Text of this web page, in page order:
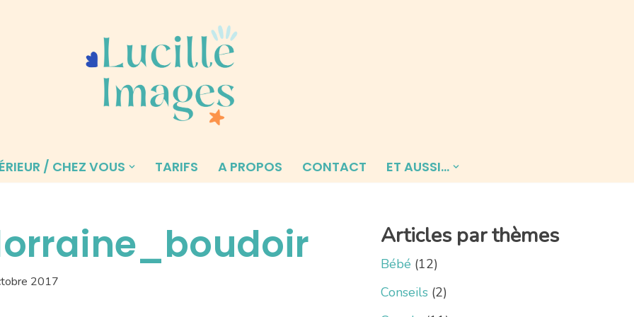
/ CHEZ VOUS TARIFS A PROPOS CONTACT ET AUSSI…
2017
Articles par thèmes
Bébé (12)
Conseils(2)